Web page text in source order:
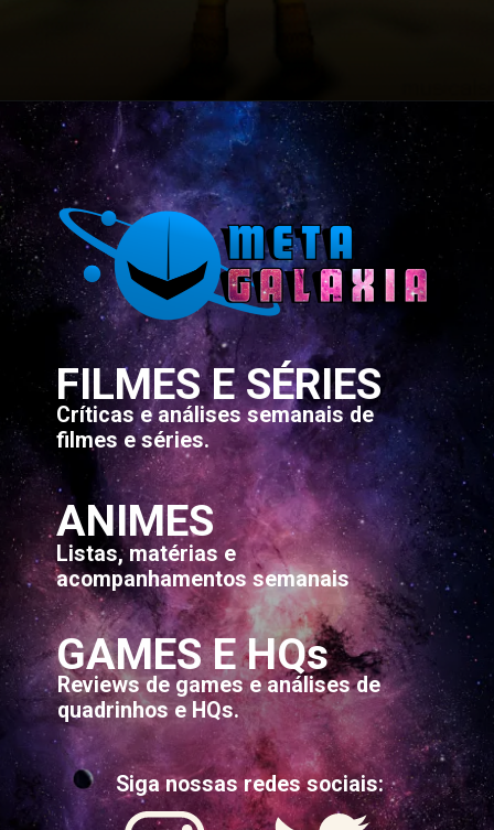
Opening
FILMES E SÉRIES
Críticas e análises semanais de
filmes e séries.
ANIMES
Listas, matérias e
acompanhamentos semanais
GAMES E HQs
Reviews de games e análises de
quadrinhos e HQs.
Siga nossas redes sociais: